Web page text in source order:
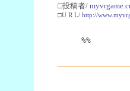
□投稿者/
□U R L/ http://
%%